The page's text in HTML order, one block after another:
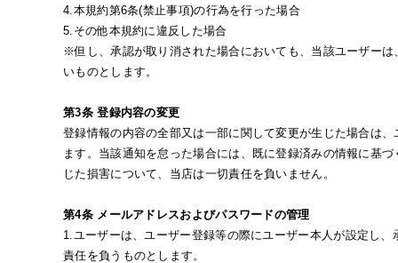
4.本規約第6条(禁止事項)の行為を行った場合
5.その他本規約に違反した場合
※但し、承認が取り消された場合においても、当該ユーザー
いものとします。
第3条 登録内容の変更
登録情報の内容の全部又は一部に関して変更が生じた場合は
ます。当該通知を怠った場合には、既に登録済みの情報に基
じた損害について、当店は一切責任を負いません。
第4条 メールアドレスおよびパスワードの管理
1.ユーザーは、ユーザー登録等の際にユーザー本人が設定し
責任を負うものとします。